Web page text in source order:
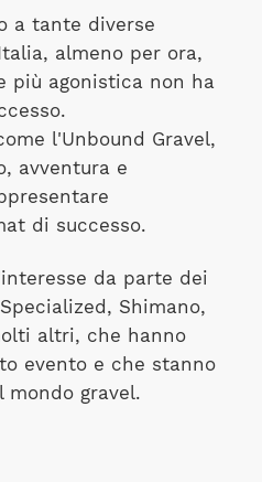
a tante diverse
almeno per ora,
più agonistica non ha
l'Unbound Gravel,
avventura e
di successo.
da parte dei
Shimano,
altri, che hanno
evento e che stanno
gravel.